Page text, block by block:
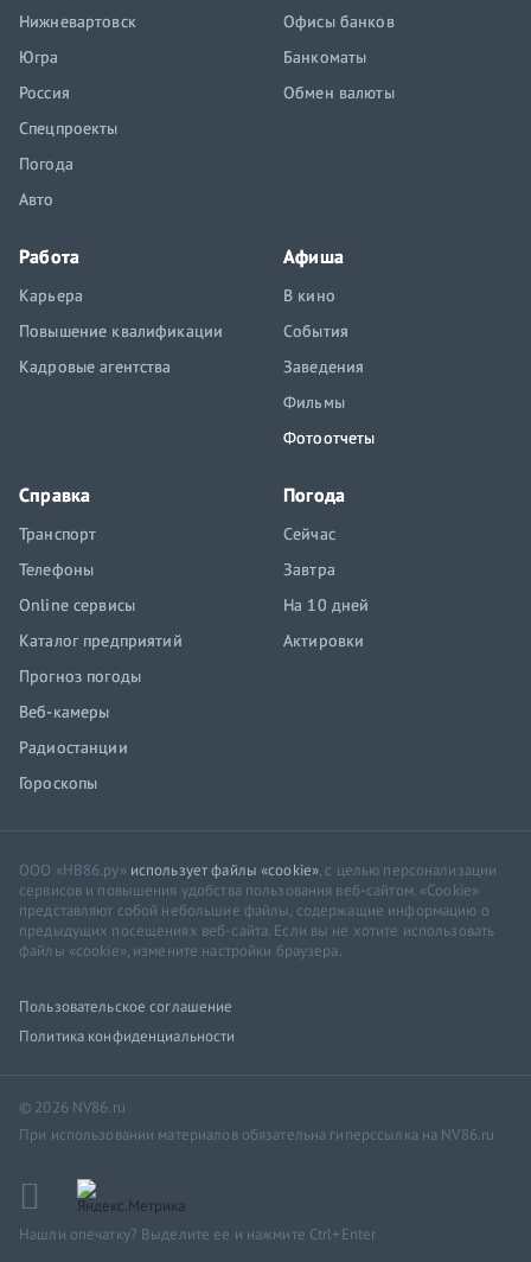
Нижневартовск
Югра
Россия
Спецпроекты
Погода
Авто
Офисы банков
Банкоматы
Обмен валюты
Работа
Карьера
Повышение квалификации
Кадровые агентства
Афиша
В кино
События
Заведения
Фильмы
Фотоотчеты
Справка
Транспорт
Телефоны
Online сервисы
Каталог предприятий
Прогноз погоды
Веб-камеры
Радиостанции
Гороскопы
Погода
Сейчас
Завтра
На 10 дней
Актировки
ООО «НВ86.ру» использует файлы «cookie», с целью персонализации
сервисов и повышения удобства пользования веб-сайтом. «Cookie»
представляют собой небольшие файлы, содержащие информацию о
предыдущих посещениях веб-сайта. Если вы не хотите использовать
файлы «cookie», измените настройки браузера.
Пользовательское соглашение
Политика конфиденциальности
© 2026 NV86.ru
При использовании материалов обязательна гиперссылка на NV86.ru
Нашли опечатку? Выделите ее и нажмите Ctrl+Enter